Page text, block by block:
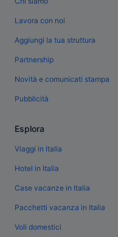
Lavora con noi
Aggiungi la tua struttura
Partnership
Novità e comunicati stampa
Pubblicità
Esplora
Viaggi in Italia
Hotel in Italia
Case vacanze in Italia
Pacchetti vacanza in Italia
Voli domestici